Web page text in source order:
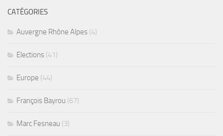
CATÉGORIES
Auvergne Rhône Alpes (4)
Elections (41)
Europe (44)
François Bayrou (67)
Marc Fesneau (3)